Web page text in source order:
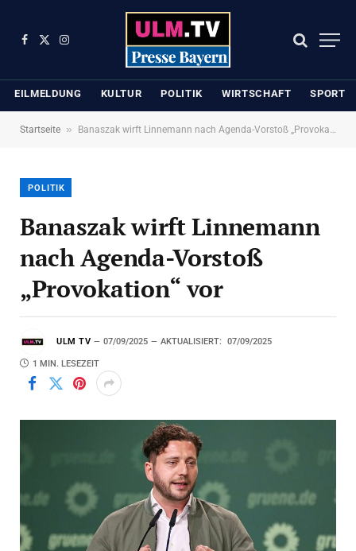
Facebook
X
Instagram
EILMELDUNG KULTUR POLITIK WIRTSCHAFT SPORT
Startseite » Banaszak wirft Linnemann nach Agenda-Vorstoß „Provokation“ vor
POLITIK
Banaszak wirft Linnemann
nach Agenda-Vorstoß
„Provokation“ vor
ULM TV 07/09/2025 AKTUALISIERT: 07/09/2025
1 MIN. LESEZEIT